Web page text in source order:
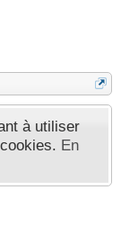
à utiliser
En